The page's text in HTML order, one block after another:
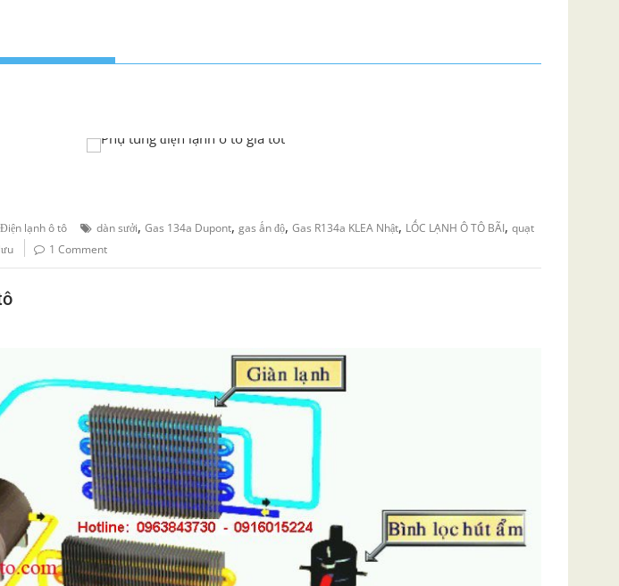
lạnh ô tô dàn sưởi,Gas 134a Dupont,gas ấn độ,Gas R134a KLEA Nhật, LỐC LẠNH Ô TÔ BÃI,quạt
1 Comment